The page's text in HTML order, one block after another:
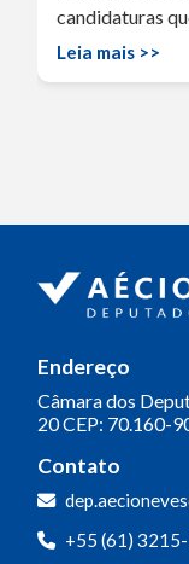
candidaturas
Leia mais >>
Endereço
Câmara dos
20CEP: 70.160-
Contato
+55 (61)